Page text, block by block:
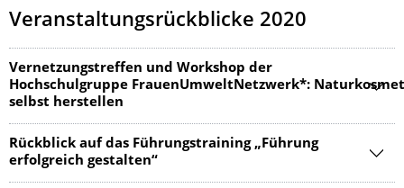
Veranstaltungsrückblicke 2020
Vernetzungstreffen und Workshop der
Hochschulgruppe FrauenUmweltNetzwerk*:
selbst herstellen
Rückblick auf das Führungstraining „Führung
erfolgreich gestalten“